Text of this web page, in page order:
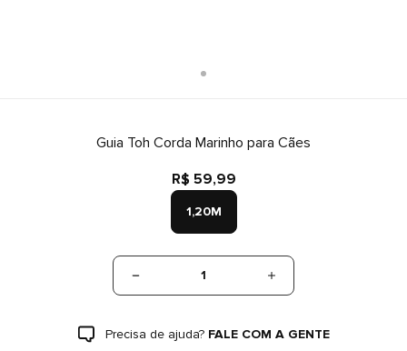
Guia Toh Corda Marinho para Cães
R$ 59,99
1,20M
1
Precisa de ajuda? FALE COM A GENTE